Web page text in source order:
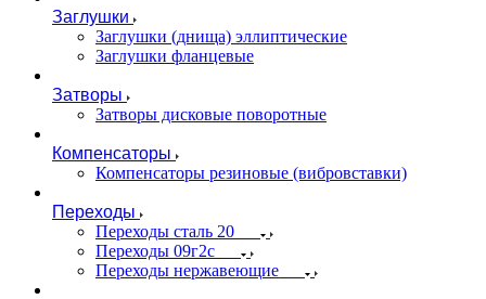
Заглушки
Заглушки (днища) эллиптические
Заглушки фланцевые
Затворы
Затворы дисковые поворотные
Компенсаторы
Компенсаторы резиновые (вибровставки)
Переходы
Переходы сталь 20
Переходы 09г2с
Переходы нержавеющие